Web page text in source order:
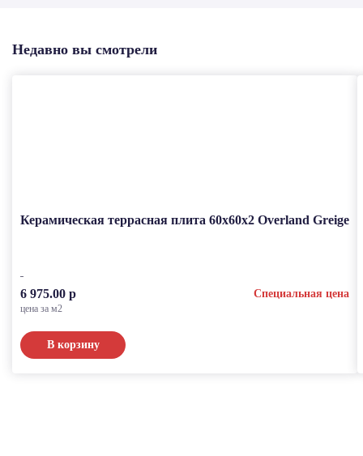
Недавно вы смотрели
Керамическая террасная плита 60x60x2 Overland Greige
6 975.00 р Специальная цена
цена за м2
В корзину